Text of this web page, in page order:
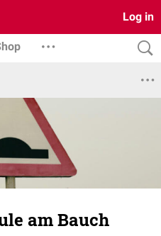
Log in
am Bauch